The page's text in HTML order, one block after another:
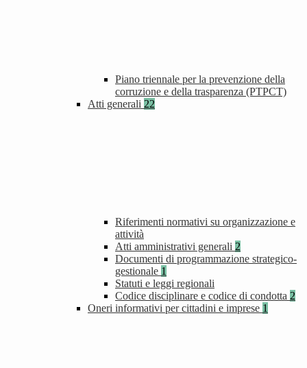
Piano triennale per la prevenzione della
corruzione e della trasparenza (PTPCT)
Atti generali 22
Riferimenti normativi su organizzazione e
attività
Atti amministrativi generali 2
Documenti di programmazione strategico-
gestionale 1
Statuti e leggi regionali
Codice disciplinare e codice di condotta 2
Oneri informativi per cittadini e imprese 1